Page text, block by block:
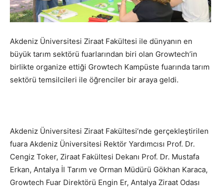
Akdeniz Üniversitesi Ziraat Fakültesi ile dünyanın en
büyük tarım sektörü fuarlarından biri olan Growtech’in
birlikte organize ettiği Growtech Kampüste fuarında tarım
sektörü temsilcileri ile öğrenciler bir araya geldi.
Akdeniz Üniversitesi Ziraat Fakültesi’nde gerçekleştirilen
fuara Akdeniz Üniversitesi Rektör Yardımcısı Prof. Dr.
Cengiz Toker, Ziraat Fakültesi Dekanı Prof. Dr. Mustafa
Erkan, Antalya İl Tarım ve Orman Müdürü Gökhan Karaca,
Growtech Fuar Direktörü Engin Er, Antalya Ziraat Odası